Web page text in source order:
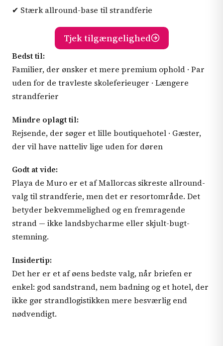
✔ Stærk allround-base til strandferie
Tjek tilgængelighed
Bedst til:
Familier, der ønsker et mere premium ophold · Par
uden for de travleste skoleferieuger · Længere
strandferier
Mindre oplagt til:
Rejsende, der søger et lille boutiquehotel · Gæster,
der vil have natteliv lige uden for døren
Godt at vide:
Playa de Muro er et af Mallorcas sikreste allround-
valg til strandferie, men det er resortområde. Det
betyder bekvemmelighed og en fremragende
strand — ikke landsbycharme eller skjult-bugt-
stemning.
Insidertip:
Det her er et af øens bedste valg, når briefen er
enkel: god sandstrand, nem badning og et hotel, der
ikke gør strandlogistikken mere besværlig end
nødvendigt.